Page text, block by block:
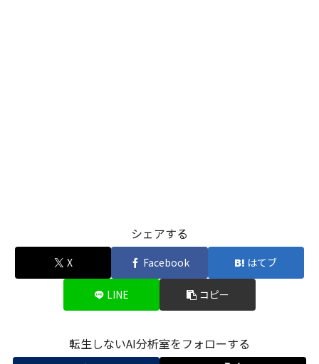
シェアする
X Facebook はてブ
LINE コピー
転生しないAI分析室をフォローする